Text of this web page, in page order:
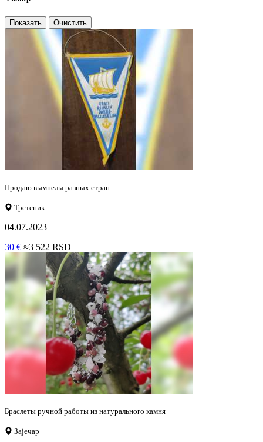
Показать Очистить
Продаю вымпелы разных стран:
Трстеник
04.07.2023
30 € ≈3 522 RSD
Браслеты ручной работы из натурального камня
Зајечар